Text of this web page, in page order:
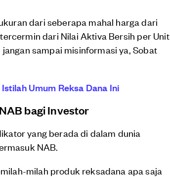
dari seberapa mahal harga dari
dari Nilai Aktiva Bersih per Unit
sampai misinformasi ya, Sobat
Umum Reksa Dana Ini
bagi Investor
yang berada di dalam dunia
NAB.
milah produk reksadana apa saja